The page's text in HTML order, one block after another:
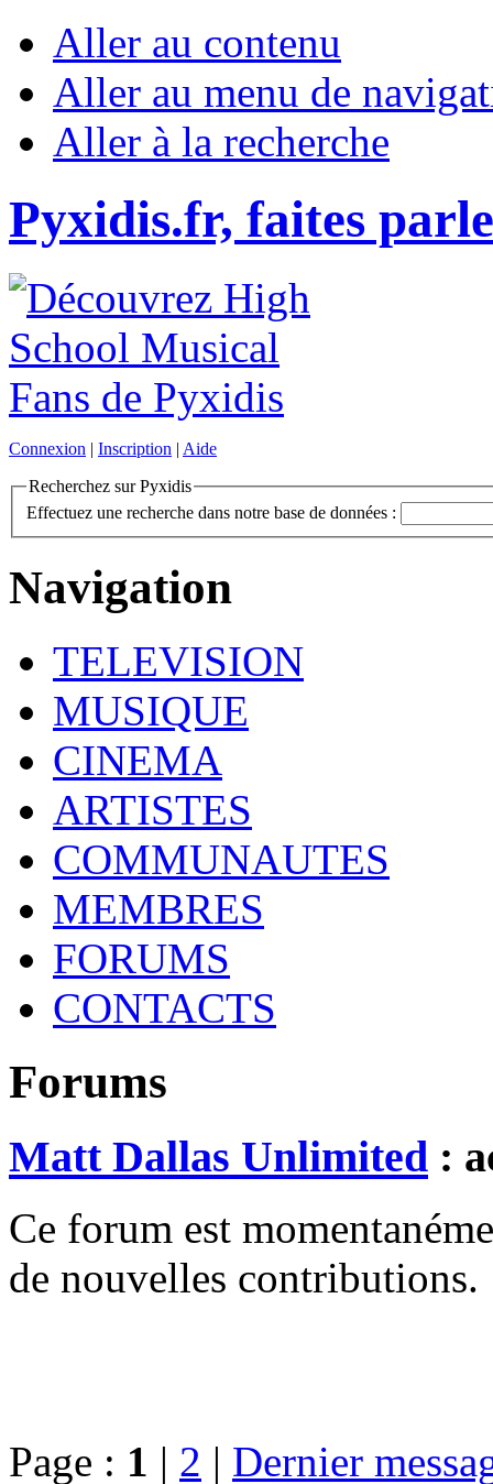
Aller au contenu
Aller au menu de
Aller à la recherche
Pyxidis.fr, faites
Connexion | Inscription | Aide
Recherchez sur Pyxidis
Effectuez une recherche dans notre base de données :
Navigation
TELEVISION
MUSIQUE
CINEMA
ARTISTES
COMMUNAUTES
MEMBRES
FORUMS
CONTACTS
Forums
Matt Dallas Unlimited :
Ce forum est
de nouvelles contributions.
Page : 1 | 2 | Dernier